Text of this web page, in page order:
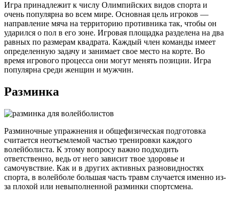
Игра принадлежит к числу Олимпийских видов спорта и
очень популярна во всем мире. Основная цель игроков —
направление мяча на территорию противника так, чтобы он
ударился о пол в его зоне. Игровая площадка разделена на два
равных по размерам квадрата. Каждый член команды имеет
определенную задачу и занимает свое место на корте. Во
время игрового процесса они могут менять позиции. Игра
популярна среди женщин и мужчин.
Разминка
Разминочные упражнения и общефизическая подготовка
считается неотъемлемой частью тренировки каждого
волейболиста. К этому вопросу важно подходить
ответственно, ведь от него зависит твое здоровье и
самочувствие. Как и в других активных разновидностях
спорта, в волейболе большая часть травм случается именно из-
за плохой или невыполненной разминки спортсмена.